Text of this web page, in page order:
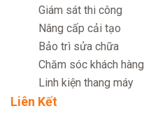
Giám sát thi công
Nâng cấp cải tạo
Bảo trì sửa chữa
Chăm sóc khách hàng
Linh kiện thang máy
Liên Kết